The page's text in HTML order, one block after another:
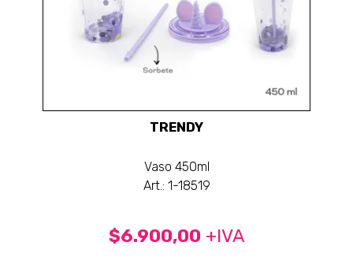
TRENDY
Vaso 450ml
Art.: 1-18519
$6.900,00 +IVA